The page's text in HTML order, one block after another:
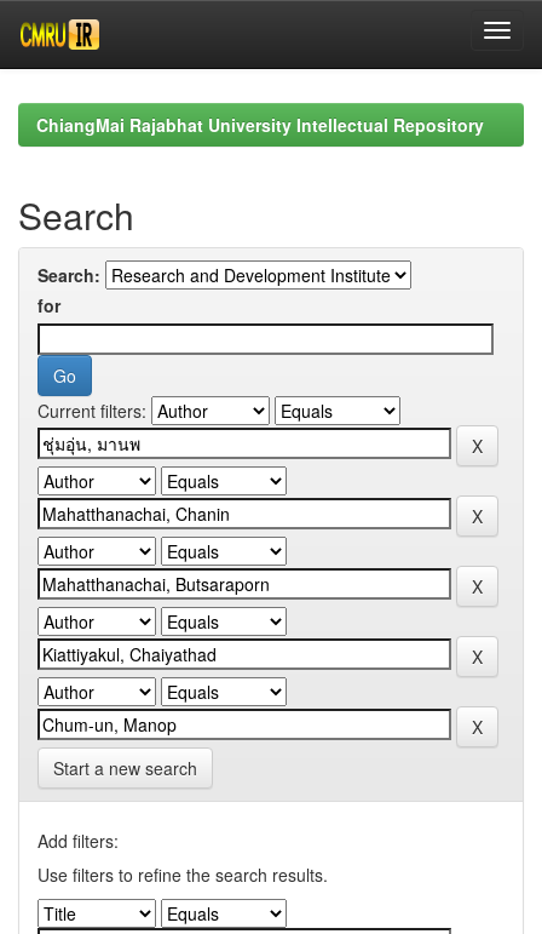
navigationChiangMai Rajabhat University Intellectual Repository
Search
Search:
for
Current filters:
Start a new search
Add filters:
Use filters to refine the search results.